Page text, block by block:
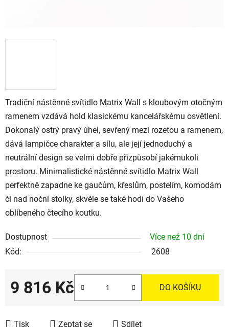
Tradiční nástěnné svítidlo Matrix Wall s kloubovým otočným
ramenem vzdává hold klasickému kancelářskému osvětlení.
Dokonalý ostrý pravý úhel, sevřený mezi rozetou a ramenem,
dává lampičce charakter a sílu, ale její jednoduchý a
neutrální design se velmi dobře přizpůsobí jakémukoli
prostoru. Minimalistické nástěnné svítidlo Matrix Wall
perfektně zapadne ke gaučům, křeslům, postelím, komodám
či nad noční stolky, skvěle se také hodí do Vašeho
oblíbeného čtecího koutku.
Dostupnost
Více než 10 dní
Kód:
2608
9 816 Kč DO KOŠÍKU
Tisk Zeptat se Sdílet